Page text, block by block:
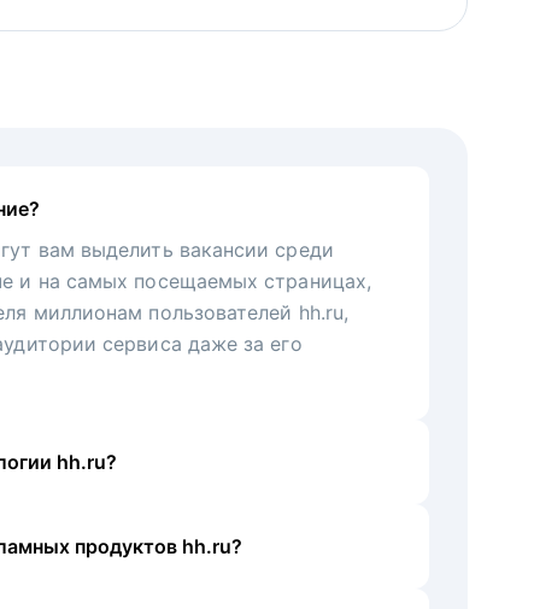
вам выделить вакансии среди
и на самых посещаемых страницах,
миллионам пользователей hh.ru,
сервиса даже за его
hh.ru?
продуктов hh.ru?